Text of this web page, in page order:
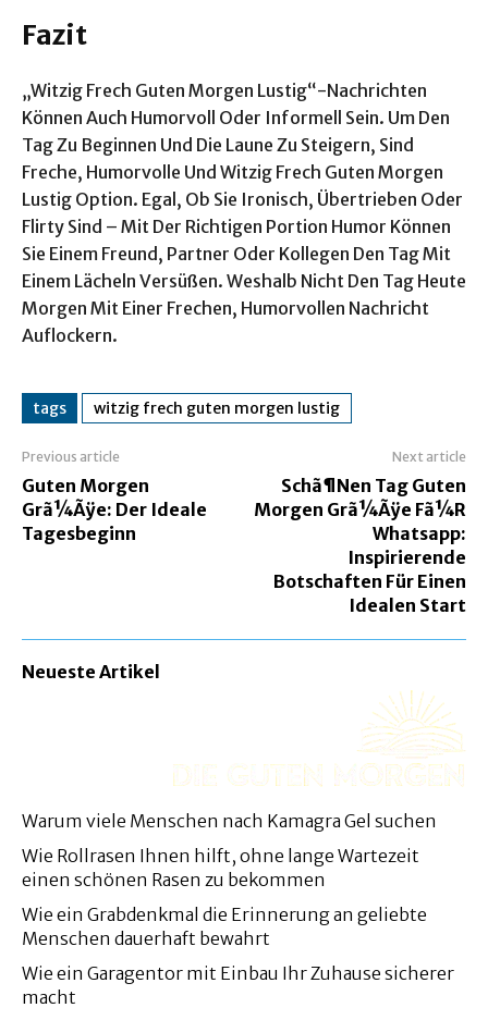
Fazit
„Witzig Frech Guten Morgen Lustig“-Nachrichten
Können Auch Humorvoll Oder Informell Sein. Um Den
Tag Zu Beginnen Und Die Laune Zu Steigern, Sind
Freche, Humorvolle Und Witzig Frech Guten Morgen
Lustig Option. Egal, Ob Sie Ironisch, Übertrieben Oder
Flirty Sind – Mit Der Richtigen Portion Humor Können
Sie Einem Freund, Partner Oder Kollegen Den Tag Mit
Einem Lächeln Versüßen. Weshalb Nicht Den Tag Heute
Morgen Mit Einer Frechen, Humorvollen Nachricht
Auflockern.
tags witzig frech guten morgen lustig
Previous article
Guten Morgen
Grã¼Ãÿe: Der Ideale
Tagesbeginn
Next article
Schã¶Nen Tag Guten
Morgen Grã¼Ãÿe Fã¼R
Whatsapp:
Inspirierende
Botschaften Für Einen
Idealen Start
Neueste Artikel
Warum viele Menschen nach Kamagra Gel suchen
Wie Rollrasen Ihnen hilft, ohne lange Wartezeit
einen schönen Rasen zu bekommen
Wie ein Grabdenkmal die Erinnerung an geliebte
Menschen dauerhaft bewahrt
Wie ein Garagentor mit Einbau Ihr Zuhause sicherer
macht